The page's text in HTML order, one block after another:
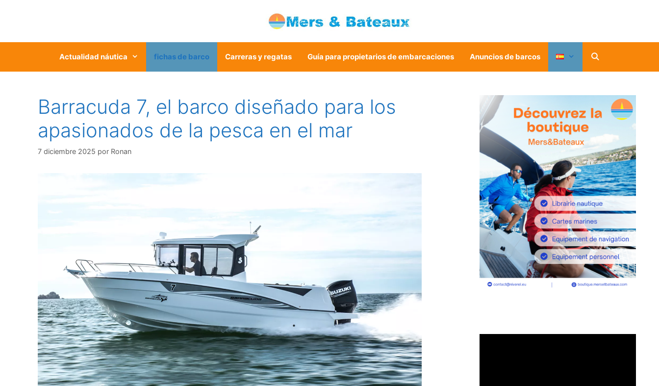
Actualidad náutica fichas de barco Carreras y regatas Guía para propietarios de embarcaciones Anuncios de barcos
Barracuda 7, el barco diseñado para los
apasionados de la pesca en el mar
7 diciembre 2025 por Ronan